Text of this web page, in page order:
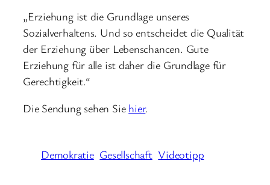
„Erziehung ist die Grundlage unseres
Sozialverhaltens. Und so entscheidet die Qualität
der Erziehung über Lebenschancen. Gute
Erziehung für alle ist daher die Grundlage für
Gerechtigkeit.“
Die Sendung sehen Sie hier.
Demokratie Gesellschaft Videotipp